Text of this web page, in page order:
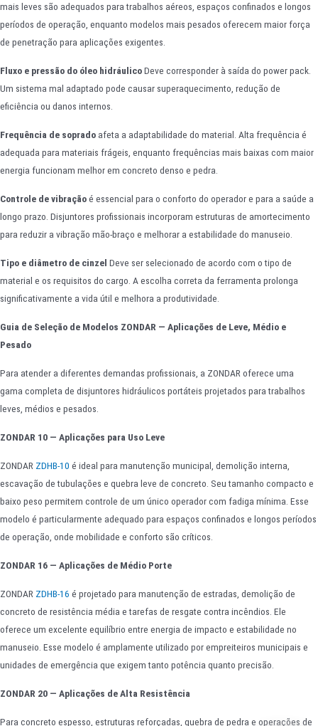
mais leves são adequados para trabalhos aéreos, espaços confinados e longos
períodos de operação, enquanto modelos mais pesados oferecem maior força
de penetração para aplicações exigentes.
Fluxo e pressão do óleo hidráulicoDeve corresponder à saída do power pack.
Um sistema mal adaptado pode causar superaquecimento, redução de
eficiência ou danos internos.
Frequência de soprado afeta a adaptabilidade do material. Alta frequência é
adequada para materiais frágeis, enquanto frequências mais baixas com maior
energia funcionam melhor em concreto denso e pedra.
Controle de vibraçãoé essencial para o conforto do operador e para a saúde a
longo prazo. Disjuntores profissionais incorporam estruturas de amortecimento
para reduzir a vibração mão-braço e melhorar a estabilidade do manuseio.
Tipo e diâmetro de cinzel Deve ser selecionado de acordo com o tipo de
material e os requisitos do cargo. A escolha correta da ferramenta prolonga
significativamente a vida útil e melhora a produtividade.
Guia de Seleção de Modelos ZONDAR — Aplicações de Leve, Médio e
Pesado
Para atender a diferentes demandas profissionais, a ZONDAR oferece uma
gama completa de disjuntores hidráulicos portáteis projetados para trabalhos
leves, médios e pesados.
ZONDAR 10 — Aplicações para Uso Leve
ZONDAR ZDHB-10 é ideal para manutenção municipal, demolição interna,
escavação de tubulações e quebra leve de concreto. Seu tamanho compacto e
baixo peso permitem controle de um único operador com fadiga mínima. Esse
modelo é particularmente adequado para espaços confinados e longos períodos
de operação, onde mobilidade e conforto são críticos.
ZONDAR 16 — Aplicações de Médio Porte
ZONDAR ZDHB-16 é projetado para manutenção de estradas, demolição de
concreto de resistência média e tarefas de resgate contra incêndios. Ele
oferece um excelente equilíbrio entre energia de impacto e estabilidade no
manuseio. Esse modelo é amplamente utilizado por empreiteiros municipais e
unidades de emergência que exigem tanto potência quanto precisão.
ZONDAR 20 — Aplicações de Alta Resistência
Para concreto espesso, estruturas reforçadas, quebra de pedra e operações de